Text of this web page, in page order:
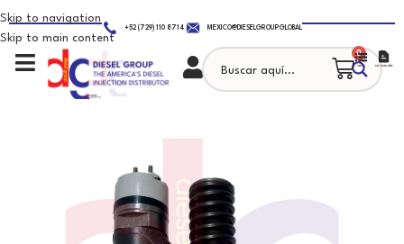
Skip to navigation
Skip to main content
+52 (729) 110 8714 MEXICO@DIESELGROUP.GLOBAL
0